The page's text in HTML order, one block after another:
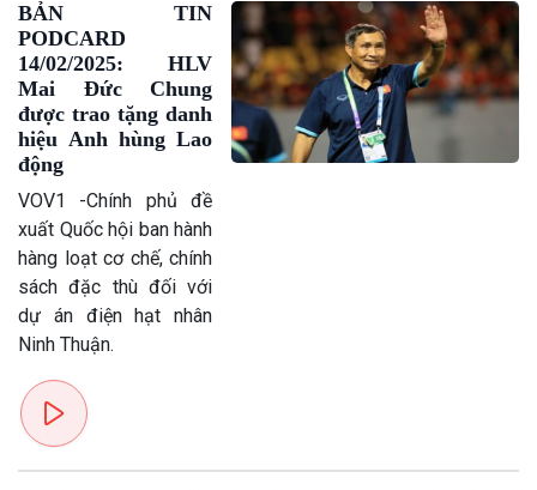
BẢN TIN
PODCARD
14/02/2025: HLV
Mai Đức Chung
được trao tặng danh
hiệu Anh hùng Lao
động
VOV1 -Chính phủ đề
xuất Quốc hội ban hành
hàng loạt cơ chế, chính
sách đặc thù đối với
dự án điện hạt nhân
Ninh Thuận.